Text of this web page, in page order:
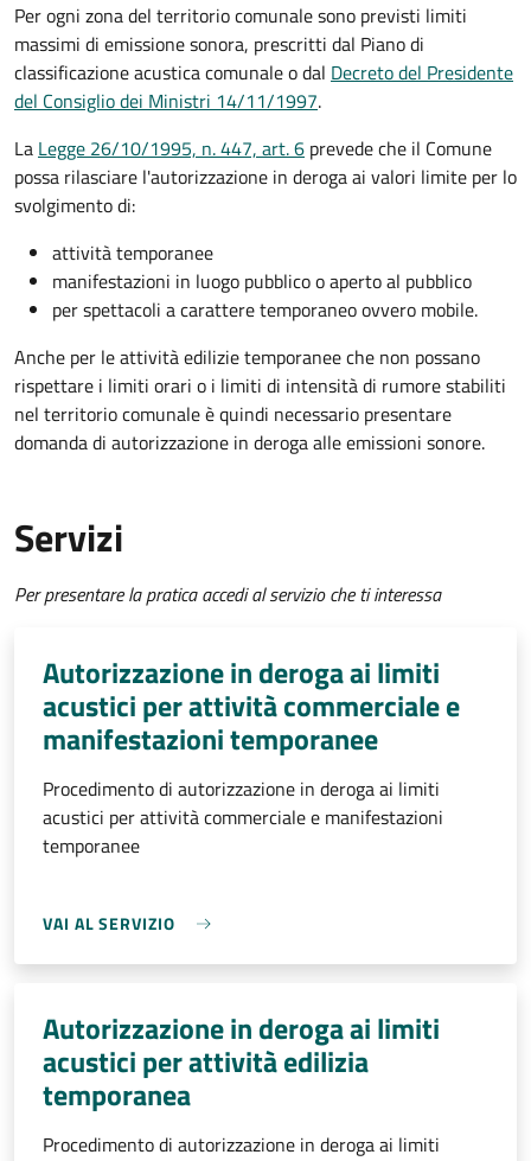
Per ogni zona del territorio comunale sono previsti limiti
massimi di emissione sonora, prescritti dal Piano di
classificazione acustica comunale o dal Decreto del Presidente
del Consiglio dei Ministri 14/11/1997.
La Legge 26/10/1995, n. 447, art. 6 prevede che il Comune
possa rilasciare l'autorizzazione in deroga ai valori limite per lo
svolgimento di:
attività temporanee
manifestazioni in luogo pubblico o aperto al pubblico
per spettacoli a carattere temporaneo ovvero mobile.
Anche per le attività edilizie temporanee che non possano
rispettare i limiti orari o i limiti di intensità di rumore stabiliti
nel territorio comunale è quindi necessario presentare
domanda di autorizzazione in deroga alle emissioni sonore.
Servizi
Per presentare la pratica accedi al servizio che ti interessa
Autorizzazione in deroga ai limiti
acustici per attività commerciale e
manifestazioni temporanee
Procedimento di autorizzazione in deroga ai limiti
acustici per attività commerciale e manifestazioni
temporanee
VAI AL SERVIZIO
Autorizzazione in deroga ai limiti
acustici per attività edilizia
temporanea
Procedimento di autorizzazione in deroga ai limiti